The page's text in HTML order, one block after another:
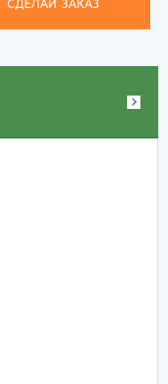
СДЕЛАЙ ЗАКАЗ